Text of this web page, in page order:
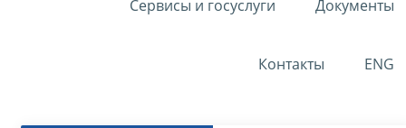
Сервисы и госуслуги Документы
Контакты ENG